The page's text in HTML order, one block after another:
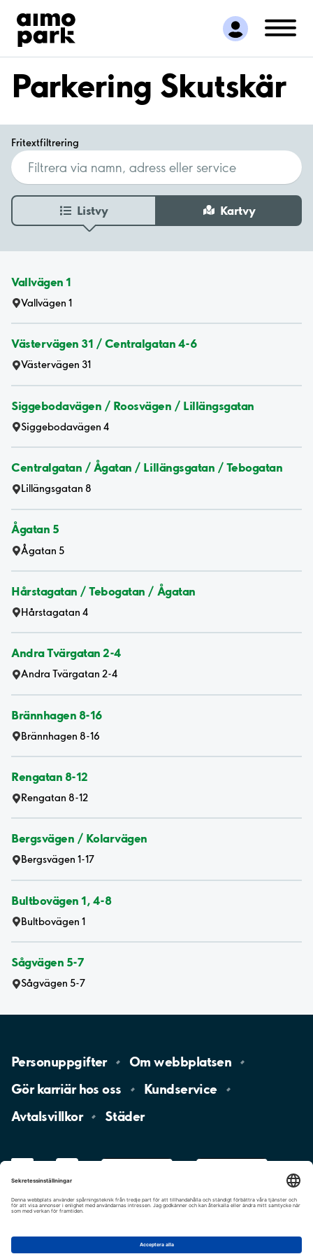
Hitta parkering
Samarbete
Kundservice
Om Aimo Park
Parkering Skutskär
Fritextfiltrering
Listvy Kartvy
Vallvägen 1
Vallvägen 1
Västervägen 31 / Centralgatan 4-6
Västervägen 31
Siggebodavägen / Roosvägen / Lillängsgatan
Siggebodavägen 4
Centralgatan / Ågatan / Lillängsgatan / Tebogatan
Lillängsgatan 8
Ågatan 5
Ågatan 5
Hårstagatan / Tebogatan / Ågatan
Hårstagatan 4
Andra Tvärgatan 2-4
Andra Tvärgatan 2-4
Brännhagen 8-16
Brännhagen 8-16
Rengatan 8-12
Rengatan 8-12
Bergsvägen / Kolarvägen
Bergsvägen 1-17
Bultbovägen 1, 4-8
Bultbovägen 1
Sågvägen 5-7
Sågvägen 5-7
Personuppgifter Omwebbplatsen
Gör karriär hososs
Kundservice
Avtalsvillkor
Städer